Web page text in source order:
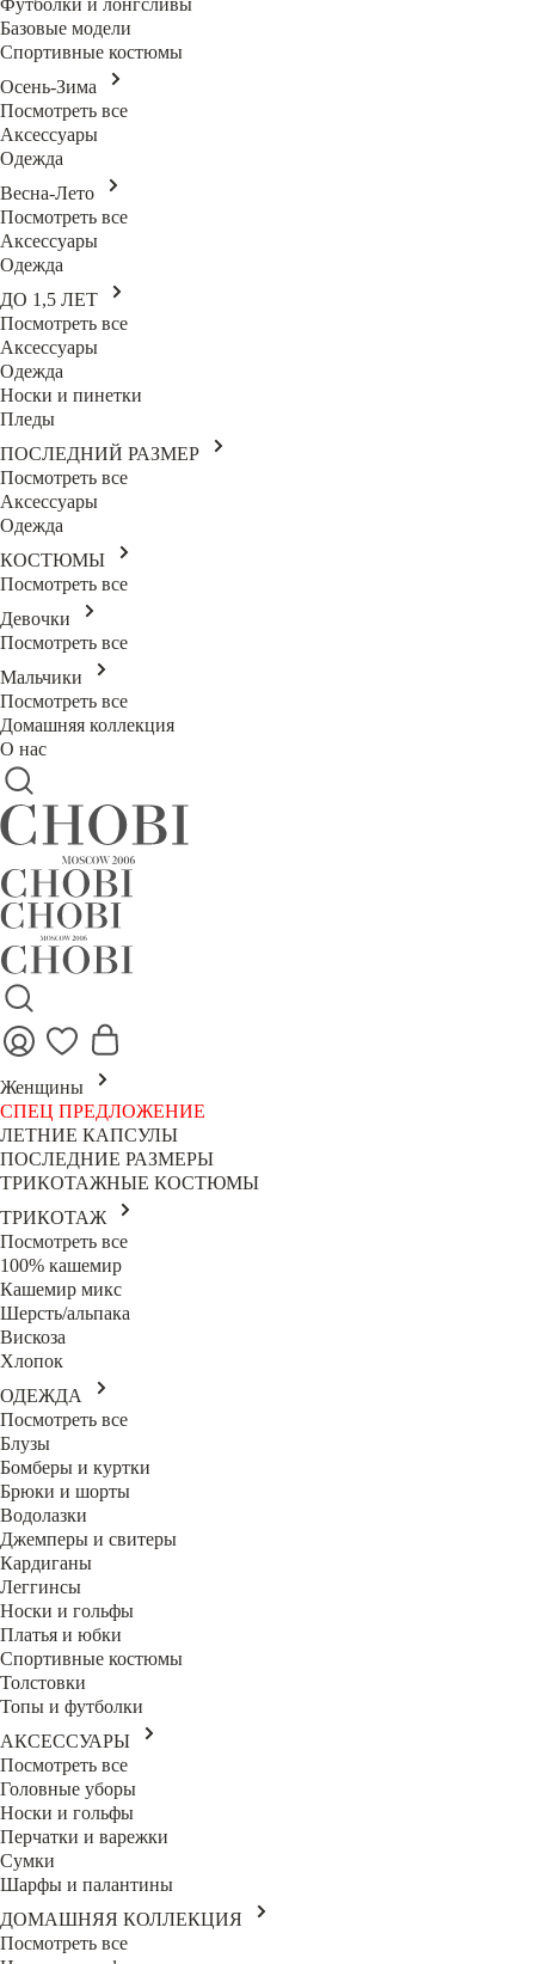
Футболки и лонгсливы
Базовые модели
Спортивные костюмы
Осень-Зима
Посмотреть все
Аксессуары
Одежда
Весна-Лето
Посмотреть все
Аксессуары
Одежда
ДО 1,5 ЛЕТ
Посмотреть все
Аксессуары
Одежда
Носки и пинетки
Пледы
ПОСЛЕДНИЙ РАЗМЕР
Посмотреть все
Аксессуары
Одежда
КОСТЮМЫ
Посмотреть все
Девочки
Посмотреть все
Мальчики
Посмотреть все
Домашняя коллекция
О нас
Женщины
СПЕЦ ПРЕДЛОЖЕНИЕ
ЛЕТНИЕ КАПСУЛЫ
ПОСЛЕДНИЕ РАЗМЕРЫ
ТРИКОТАЖНЫЕ КОСТЮМЫ
ТРИКОТАЖ
Посмотреть все
100% кашемир
Кашемир микс
Шерсть/альпака
Вискоза
Хлопок
ОДЕЖДА
Посмотреть все
Блузы
Бомберы и куртки
Брюки и шорты
Водолазки
Джемперы и свитеры
Кардиганы
Леггинсы
Носки и гольфы
Платья и юбки
Спортивные костюмы
Толстовки
Топы и футболки
АКСЕССУАРЫ
Посмотреть все
Головные уборы
Носки и гольфы
Перчатки и варежки
Сумки
Шарфы и палантины
ДОМАШНЯЯ КОЛЛЕКЦИЯ
Посмотреть все